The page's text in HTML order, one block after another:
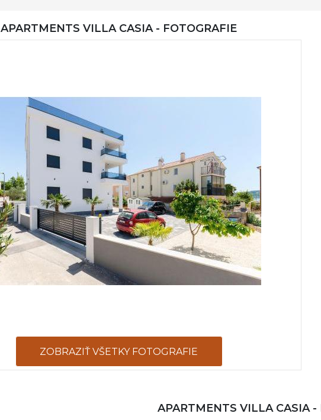
APARTMENTS VILLA CASIA - FOTOGRAFIE
ZOBRAZIŤ VŠETKY FOTOGRAFIE
APARTMENTS VILLA CASIA -